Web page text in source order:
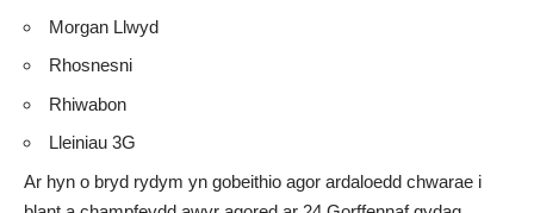
Morgan Llwyd
Rhosnesni
Rhiwabon
Lleiniau 3G
Ar hyn o bryd rydym yn gobeithio agor ardaloedd chwarae i